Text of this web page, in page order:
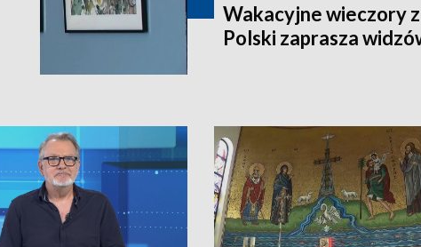
Wakacyjne wieczory
Polski zaprasza